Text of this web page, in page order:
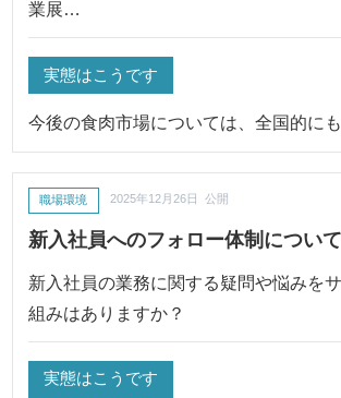
業展…
実態はこうです
今後の食肉市場については、全国的に
新入社員へのフォロー体制について
職場環境 2025年12月26日 公開
新入社員の業務に関する疑問や悩みを
組みはありますか？
実態はこうです